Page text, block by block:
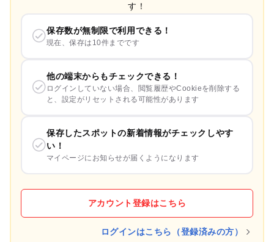
す！
保存数が無制限で利用できる！
現在、保存は10件までです
他の端末からもチェックできる！
ログインしていない場合、閲覧履歴やCookieを削除する
と、設定がリセットされる可能性があります
保存したスポットの新着情報がチェックしやす
い！
マイページにお知らせが届くようになります
アカウント登録はこちら
ログインはこちら（登録済みの方）